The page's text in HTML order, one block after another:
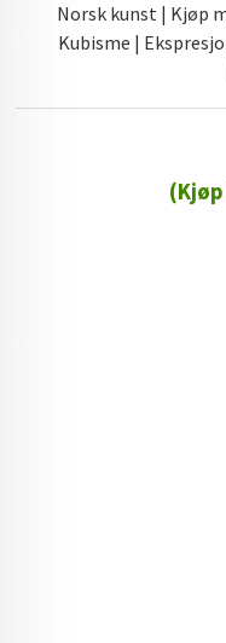
Norsk kunst | Kjøp
Kubisme |